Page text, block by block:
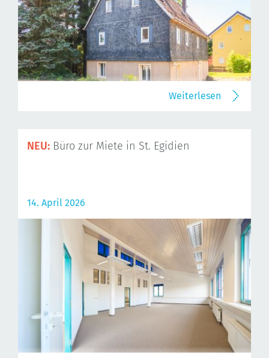
Weiterlesen
NEU: Büro zur Miete in St. Egidien
14. April 2026